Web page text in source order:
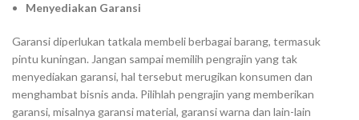
Menyediakan Garansi
Garansi diperlukan tatkala membeli berbagai barang, termasuk
pintu kuningan. Jangan sampai memilih pengrajin yang tak
menyediakan garansi, hal tersebut merugikan konsumen dan
menghambat bisnis anda. Pilihlah pengrajin yang memberikan
garansi, misalnya garansi material, garansi warna dan lain-lain